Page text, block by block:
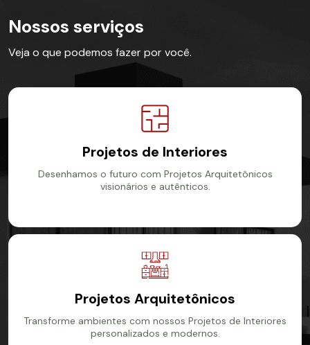
Nossos serviços
Veja o que podemos fazer por você.
Projetos de Interiores
Desenhamos o futuro com Projetos Arquitetônicos
visionários e autênticos.
Projetos Arquitetônicos
Transforme ambientes com nossos Projetos de Interiores
personalizados e modernos.